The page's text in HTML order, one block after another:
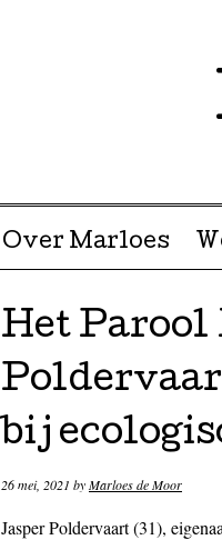
Menu ☰
Skip to content
Over Marloes
Het Parool
bij
26 mei, 2021 byMarloes de Moor
Jasper Poldervaart (31),